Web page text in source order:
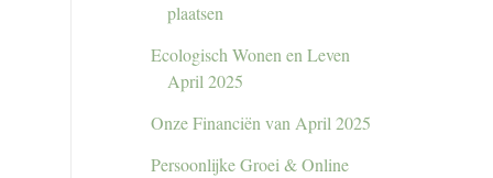
plaatsen
Ecologisch Wonen en Leven
April 2025
Onze Financiën van April 2025
Persoonlijke Groei & Online